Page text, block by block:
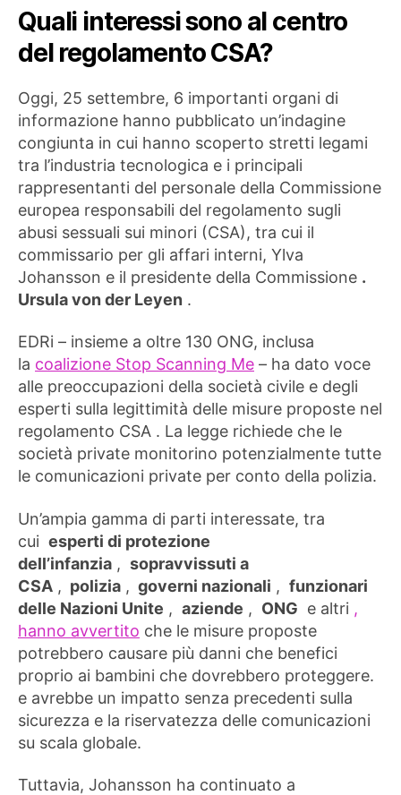
Quali interessi sono al centro
del regolamento CSA?
Oggi, 25 settembre, 6 importanti organi di
informazione hanno pubblicato un’indagine
congiunta in cui hanno scoperto stretti legami
tra l’industria tecnologica e i principali
rappresentanti del personale della Commissione
europea responsabili del regolamento sugli
abusi sessuali sui minori (CSA), tra cui il
commissario per gli affari interni, Ylva
Johansson e il presidente della Commissione .
Ursula von der Leyen .
EDRi – insieme a oltre 130 ONG, inclusa
la coalizione Stop Scanning Me – ha dato voce
alle preoccupazioni della società civile e degli
esperti sulla legittimità delle misure proposte nel
regolamento CSA . La legge richiede che le
società private monitorino potenzialmente tutte
le comunicazioni private per conto della polizia.
Un’ampia gamma di parti interessate, tra
cui esperti di protezione
dell’infanzia , sopravvissuti a
CSA , polizia , governi nazionali , funzionari
delle Nazioni Unite , aziende , ONG e altri ,
hanno avvertito che le misure proposte
potrebbero causare più danni che benefici
proprio ai bambini che dovrebbero proteggere.
e avrebbe un impatto senza precedenti sulla
sicurezza e la riservatezza delle comunicazioni
su scala globale.
Tuttavia, Johansson ha continuato a